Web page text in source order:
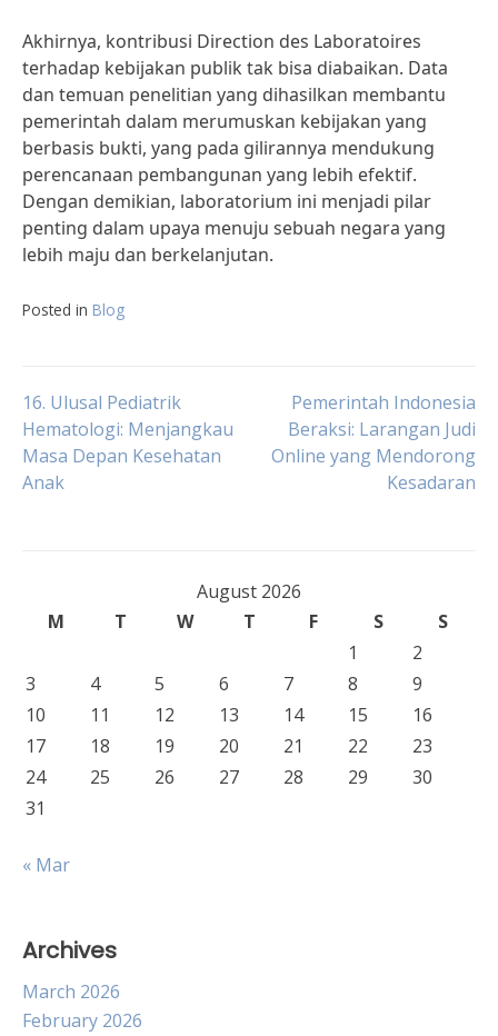
Akhirnya, kontribusi Direction des Laboratoires
terhadap kebijakan publik tak bisa diabaikan. Data
dan temuan penelitian yang dihasilkan membantu
pemerintah dalam merumuskan kebijakan yang
berbasis bukti, yang pada gilirannya mendukung
perencanaan pembangunan yang lebih efektif.
Dengan demikian, laboratorium ini menjadi pilar
penting dalam upaya menuju sebuah negara yang
lebih maju dan berkelanjutan.
Posted in Blog
Post
navigation
16. Ulusal Pediatrik
Hematologi: Menjangkau
Masa Depan Kesehatan
Anak
Pemerintah Indonesia
Beraksi: Larangan Judi
Online yang Mendorong
Kesadaran
August 2026
M
T W T F S
S
1
2
3
4 5 6 7 8
9
10
11 12 13 14 15
16
17
18 19 20 21 22
23
24
25 26 27 28 29
30
31
« Mar
Archives
March 2026
February 2026